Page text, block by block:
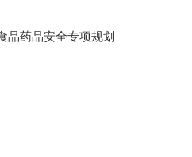
品药品安全专项规划